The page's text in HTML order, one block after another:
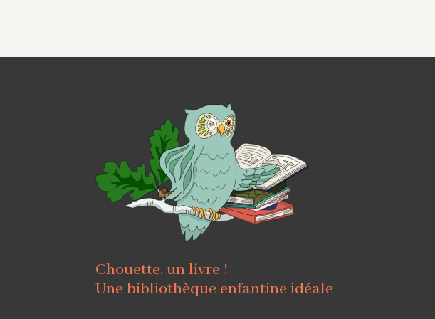
Chouette, un livre !
Une bibliothèque enfantine idéale